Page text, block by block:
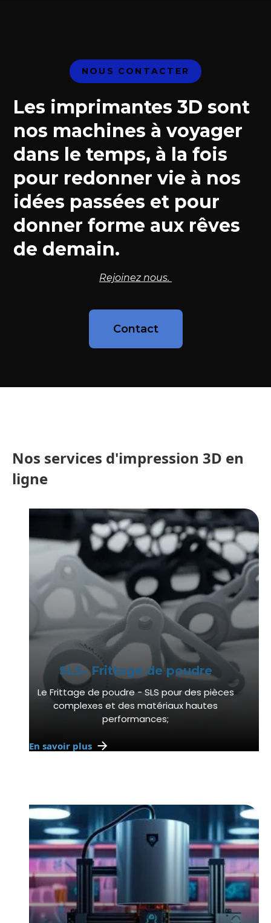
NOUS CONTACTER
Les imprimantes 3D sont
nos machines à voyager
dans le temps, à la fois
pour redonner vie à nos
idées passées et pour
donner forme aux rêves
de demain.
Rejoinez nous.
Contact
Nos services d'impression 3D en
ligne
SLS- Frittage de poudre
Le Frittage de poudre - SLS pour des pièces
complexes et des matériaux hautes
performances;
En savoir plus